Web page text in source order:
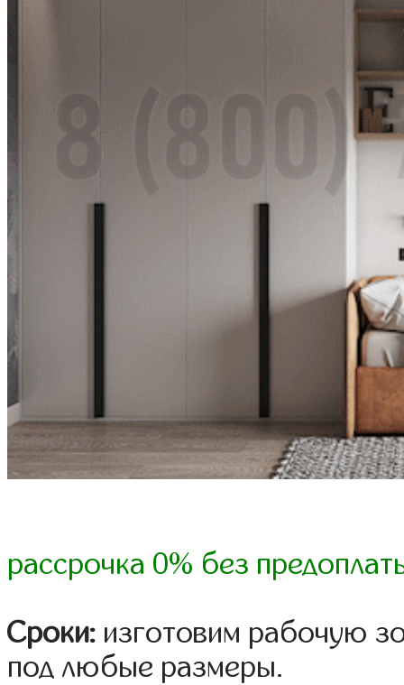
рассрочка 0% без
Сроки: изготовим рабочую
под любые размеры.